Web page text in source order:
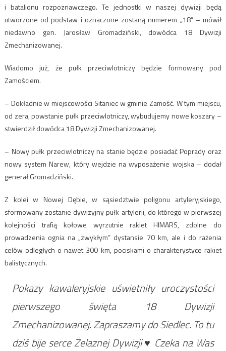
i batalionu rozpoznawczego. Te jednostki w naszej dywizji będą
utworzone od podstaw i oznaczone zostaną numerem „18” – mówił
niedawno gen. Jarosław Gromadziński, dowódca 18 Dywizji
Zmechanizowanej.
Wiadomo już, że pułk przeciwlotniczy będzie formowany pod
Zamościem.
– Dokładnie w miejscowości Sitaniec w gminie Zamość. W tym miejscu,
od zera, powstanie pułk przeciwlotniczy, wybudujemy nowe koszary –
stwierdził dowódca 18 Dywizji Zmechanizowanej.
– Nowy pułk przeciwlotniczy na stanie będzie posiadać Poprady oraz
nowy system Narew, który wejdzie na wyposażenie wojska – dodał
generał Gromadziński.
Z kolei w Nowej Dębie, w sąsiedztwie poligonu artyleryjskiego,
sformowany zostanie dywizyjny pułk artylerii, do którego w pierwszej
kolejności trafią kołowe wyrzutnie rakiet HIMARS, zdolne do
prowadzenia ognia na „zwykłym” dystansie 70 km, ale i do rażenia
celów odległych o nawet 300 km, pociskami o charakterystyce rakiet
balistycznych.
Pokazy kawaleryjskie uświetniły uroczystości
pierwszego święta 18 Dywizji
Zmechanizowanej. Zapraszamy do Siedlec. To tu
dziś bije serce Żelaznej Dywizji ♥️ Czeka na Was